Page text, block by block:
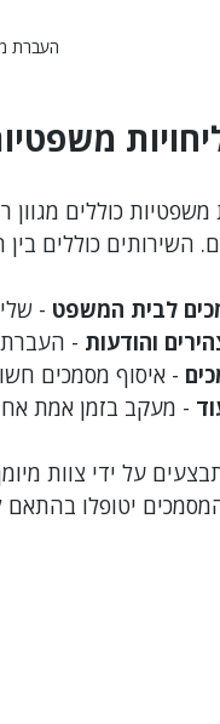
העברת
משפטיות כוללים
השירותים כוללים בין
לבית המשפט -
והודעות - העברת
- איסוף מסמכים
- מעקב בזמן אמת
על ידי צוות
יטופלו בהתאם